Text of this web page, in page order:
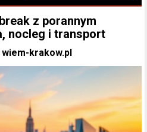
z porannym
nocleg i transport
wiem-krakow.pl